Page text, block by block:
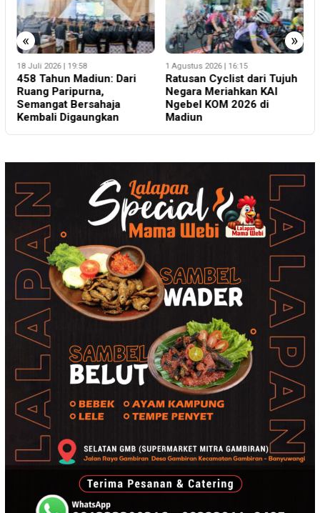
« »
1 Agustus 2026 | 16:15
Ratusan Cyclist dari Tujuh
Negara Meriahkan KAI
Ngebel KOM 2026 di
Madiun
14 Juli 2026 | 17:30
Musim Kemarau, KAI Daop
7 Madiun Tegaskan
Larangan Bakar Jerami di
Dekat Jalur Kereta